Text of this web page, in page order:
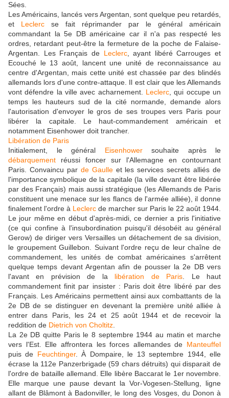
Sées.
Les Américains, lancés vers Argentan, sont quelque peu retardés,
et Leclerc se fait réprimander par le général américain
commandant la 5e DB américaine car il n'a pas respecté les
ordres, retardant peut-être la fermeture de la poche de Falaise-
Argentan. Les Français de Leclerc, ayant libéré Carrouges et
Ecouché le 13 août, lancent une unité de reconnaissance au
centre d'Argentan, mais cette unité est chassée par des blindés
allemands lors d'une contre-attaque. Il est clair que les Allemands
vont défendre la ville avec acharnement. Leclerc, qui occupe un
temps les hauteurs sud de la cité normande, demande alors
l'autorisation d'envoyer le gros de ses troupes vers Paris pour
libérer la capitale. Le haut-commandement américain et
notamment Eisenhower doit trancher.
Libération de Paris
Initialement, le général Eisenhowersouhaite après le
débarquement réussi foncer sur l'Allemagne en contournant
Paris. Convaincu par de Gaulleet les services secrets alliés de
l'importance symbolique de la capitale (la ville devant être libérée
par des Français) mais aussi stratégique (les Allemands de Paris
constituent une menace sur les flancs de l'armée alliée), il donne
finalement l'ordre à Leclerc de marcher sur Paris le 22 août 1944.
Le jour même en début d'après-midi, ce dernier a pris l'initiative
(ce qui confine à l'insubordination puisqu'il désobéit au général
Gerow) de diriger vers Versailles un détachement de sa division,
le groupement Guillebon. Suivant l'ordre reçu de leur chaîne de
commandement, les unités de combat américaines s'arrêtent
quelque temps devant Argentan afin de pousser la 2e DB vers
l'avant en prévision de la libération de Paris. Le haut
commandement finit par insister : Paris doit être libéré par des
Français. Les Américains permettent ainsi aux combattants de la
2e DB de se distinguer en devenant la première unité alliée à
entrer dans Paris, les 24 et 25 août 1944 et de recevoir la
reddition de Dietrich von Choltitz.
La 2e DB quitte Paris le 8 septembre 1944 au matin et marche
vers l'Est. Elle affrontera les forces allemandes de Manteuffel
puis de Feuchtinger. À Dompaire, le 13 septembre 1944, elle
écrase la 112e Panzerbrigade (59 chars détruits) qui disparait de
l'ordre de bataille allemand. Elle libère Baccarat le 1er novembre.
Elle marque une pause devant la Vor-Vogesen-Stellung, ligne
allant de Blâmont à Badonviller, le long des Vosges, du Donon à